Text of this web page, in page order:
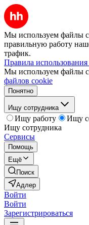
Мы используем файлы
правильную работу
трафик.
Правила
Мы используем файлы
файлов cookie
Понятно
Ищу сотрудника
Ищу работу
Ищу
Ищу сотрудника
Сервисы
Помощь
Ещё
Поиск
Адлер
Войти
Войти
Зарегистрироваться